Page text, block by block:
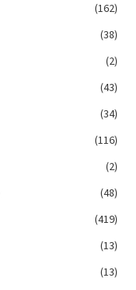
(162)
(38)
(2)
(43)
(34)
(116)
(2)
(48)
(419)
(13)
(13)